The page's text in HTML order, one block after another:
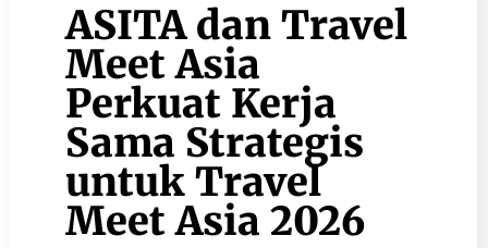
ASITA dan Travel
Meet Asia
Perkuat Kerja
Sama Strategis
untuk Travel
Meet Asia 2026